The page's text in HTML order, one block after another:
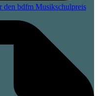
bdfm Musikschulpreis